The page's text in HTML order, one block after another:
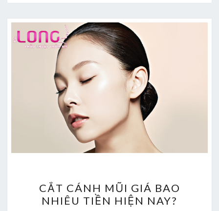
CÁNH
MŨI
CẮT CÁNH MŨI GIÁ BAO
NHIÊU TIỀN HIỆN NAY?